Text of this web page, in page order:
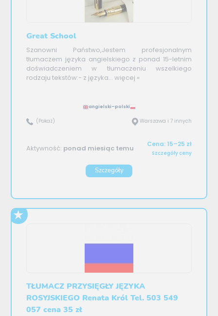
Great School
Szanowni Państwo,Jestem profesjonalnym
tłumaczem języka angielskiego z ponad 15-letnim
doświadczeniem w tłumaczeniu wszelkiego
rodzaju tekstów:- z języka... więcej »
angielski–polski
(Pokaż) Warszawa i 7 innych
Aktywność: ponad miesiąc temu Cena: 15–25 zł
Szczegóły ceny
Szczegóły
TŁUMACZ PRZYSIĘGŁY JĘZYKA
ROSYJSKIEGO Renata Król Tel. 503 549
057 cena 35 zł